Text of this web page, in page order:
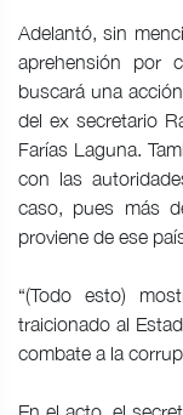
Adelantó, sin
aprehensión por
buscará una
del ex secretario
Farías Laguna.
con las
caso, pues más
proviene de ese
“(Todo esto)
traicionado al
combate a la